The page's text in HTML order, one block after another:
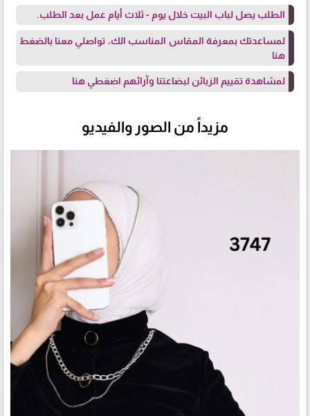
الطلب يصل لباب البيت خلال يوم - ثلاث أيام عمل بعد الطلب.
لمساعدتك بمعرفة المقاس المناسب الك، تواصلي معنابالضغط
هنا
لمشاهدة تقييم الزبائن لبضاعتنا وآرائهم اضغطي هنا
مزيداً من الصور والفيديو